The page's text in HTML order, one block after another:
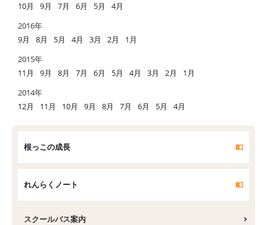
10月
9月 7月 6月 5月
4月
2016年
9月
8月 5月 4月 3月 2月
1月
2015年
11月
9月 8月 7月 6月 5月 4月 3月 2月
1月
2014年
12月
11月 10月 9月 8月 7月 6月 5月 4月
根っこの成長
れんらくノート
スクールバス案内